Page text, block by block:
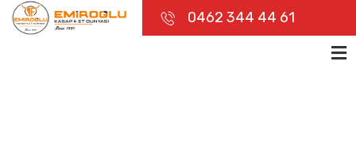
0462 344 44 61